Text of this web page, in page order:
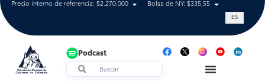
Precio interno de referencia: $2.270.000 Bolsa de NY: $335,55 Tasa de
ES
Podcast